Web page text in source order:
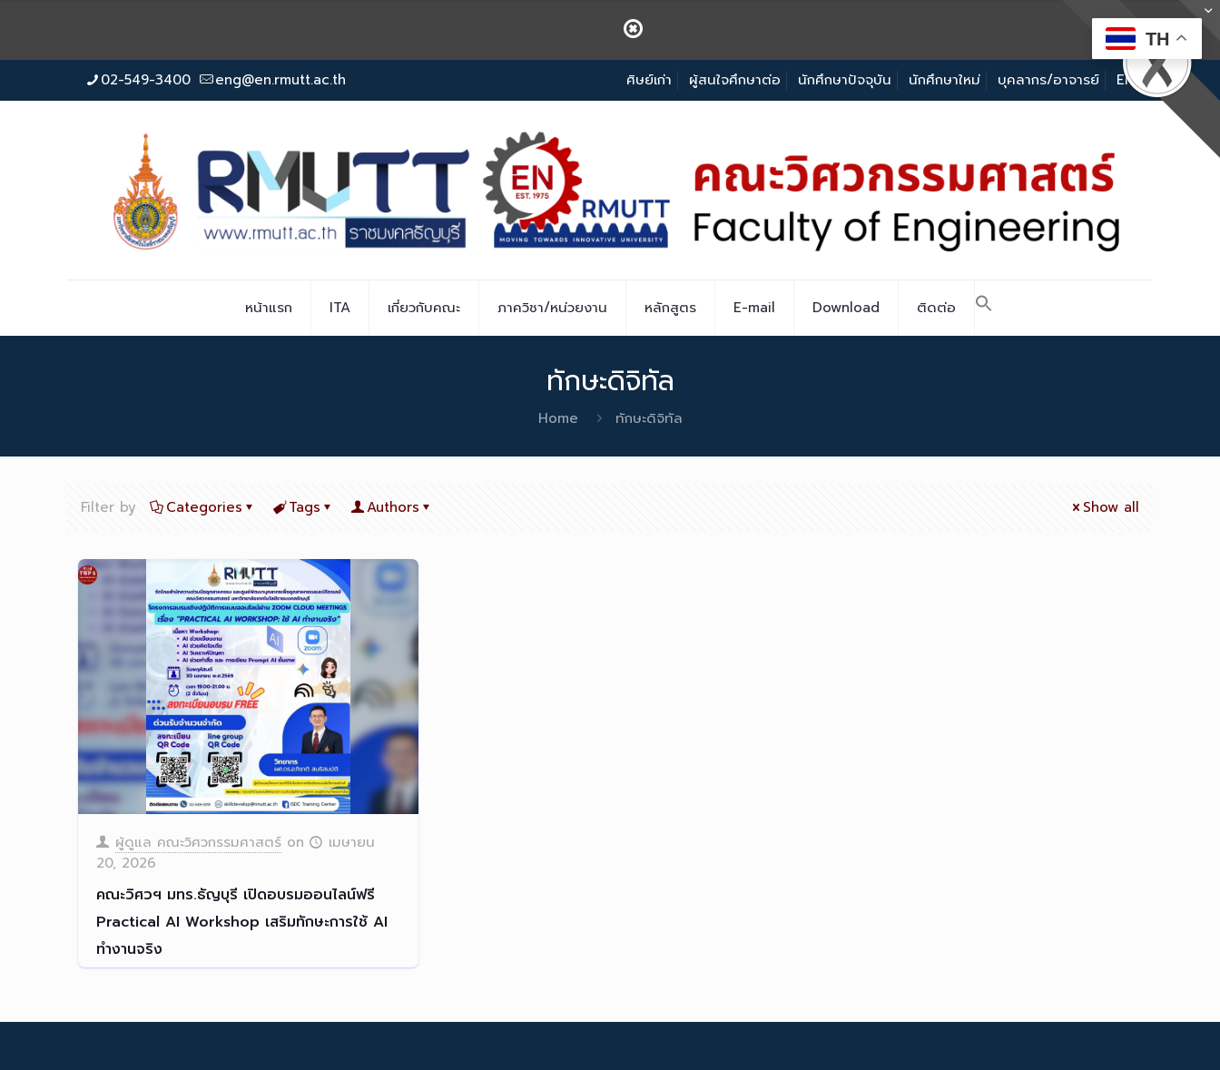
02-549-3400 eng@en.rmutt.ac.th ศิษย์เก่า ผู้สนใจศึกษาต่อ นักศึกษาปัจจุบัน นักศึกษาใหม่ บุคลากร/อาจารย์ EN
หน้าแรก ITA เกี่ยวกับคณะ ภาควิชา/หน่วยงาน หลักสูตร E-mail Download ติดต่อ
ทักษะดิจิทัล
Home ทักษะดิจิทัล
Filter by Categories Tags Authors Show all
ผู้ดูแล คณะวิศวกรรมศาสตร์ on
เมษายน
20, 2026
คณะวิศวฯ มทร.ธัญบุรี เปิดอบรมออนไลน์ฟรี
Practical AI Workshop เสริมทักษะการใช้ AI
ทำงานจริง
TH